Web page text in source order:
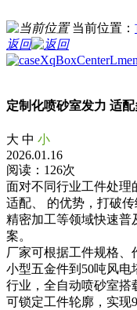
当前位置：
返回
定制化喷砂室发力 适
大 中 小
2026.01.16
阅读：126次
面对不同行业工件处理
适配、 的优势，打破传
精密加工等领域快速普
案。
厂家可根据工件规格、
小型五金件到50吨风
行业，全自动喷砂室搭
可锁定工件轮廓，实现